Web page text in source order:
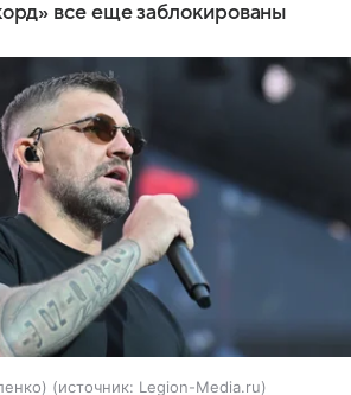
все еще заблокированы
источник: Legion-Media.ru